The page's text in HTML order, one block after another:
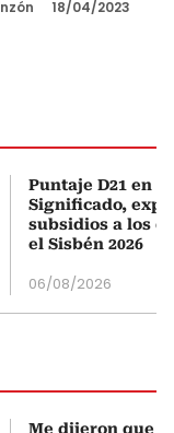
18/04/2023
Puntaje D21 en
Significado,
subsidios a los
el Sisbén 2026
06/08/2026
Me dijeron que